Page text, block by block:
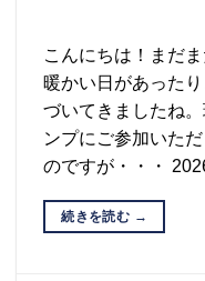
こんにちは！まだ
暖かい日があった
づいてきましたね
ンプにご参加いた
のですが・・・
続きを読む →